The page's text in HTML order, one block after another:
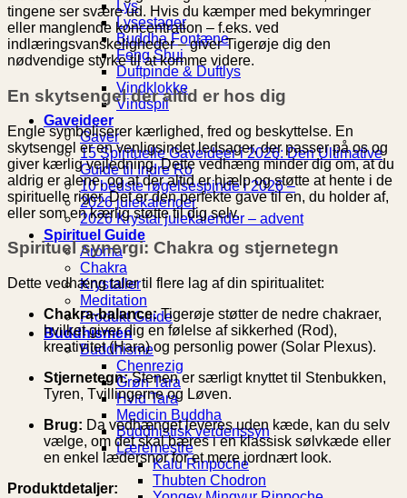
Lys
Lysestager
Buddha Fontæne
Feng Shui
Duftpinde & Duftlys
Vindklokke
Vindspil
Gaveideer
Gaver
15 Spirituelle Gaveideer i 2026: Den Ultimative
Guide til Indre Ro
10 bedste røgelsespinde i 2026 –
2026 julekalender
2026 Krystal julekalender – advent
Spirituel Guide
Aroma
Chakra
Krystaller
Meditation
Produkt Guide
Buddhismen
Buddhisme
Chenrezig
Grøn Tara
Hvid Tara
Medicin Buddha
Buddhistisk verdenssyn
Læremestre
Kalu Rinpoche
Thubten Chodron
tingene ser svære ud. Hvis du kæmper med bekymringer
eller manglende koncentration – f.eks. ved
indlæringsvanskeligheder – giver Tigerøje dig den
nødvendige styrke til at komme videre.
En skytsengel der altid er hos dig
Engle symboliserer kærlighed, fred og beskyttelse. En
skytsengel er en venligsindet ledsager, der passer på os og
giver kærlig vejledning. Dette vedhæng minder dig om, at du
aldrig er alene, og at der altid er hjælp og støtte at hente i de
spirituelle riger. Det er den perfekte gave til en, du holder af,
eller som en kærlig støtte til dig selv.
Spirituel synergi: Chakra og stjernetegn
Dette vedhæng taler til flere lag af din spiritualitet:
Chakra-balance:Tigerøje støtter de nedre chakraer,
hvilket giver dig en følelse af sikkerhed (Rod),
kreativitet (Hara) og personlig power (Solar Plexus).
Stjernetegn:Stenen er særligt knyttet til Stenbukken,
Tyren, Tvillingerne og Løven.
Brug: Da vedhænget leveres uden kæde, kan du selv
vælge, om det skal bæres i en klassisk sølvkæde eller
en enkel lædersnor for et mere jordnært look.
Produktdetaljer: